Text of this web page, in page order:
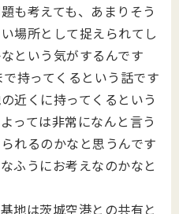
も考えても、あまりそう
場所として捉えられてし
という気がするんです
持ってくるという話です
近くに持ってくるという
っては非常になんと言う
れるのかなと思うんです
ふうにお考えなのかなと
地は茨城空港との共有と